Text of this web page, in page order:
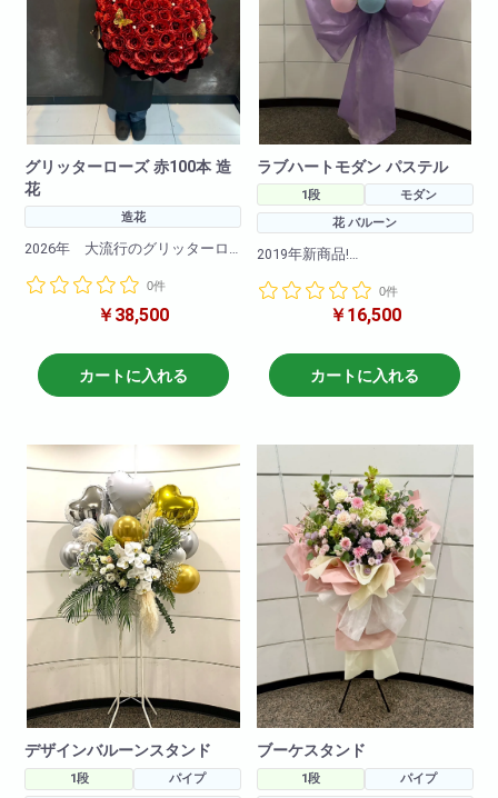
グリッターローズ 赤100本 造
花
造花
2026年 大流行のグリッターロ
キラキラと光るバラの造花でで
きたブーケです。
のこの商品
記念日や誕生日卒業式にも大切
赤バラの花言葉：「愛情」・
「情熱」・「熱烈な恋」
バラ100本の花言葉：「100%の
0件
￥38,500
カートに入れる
ラブハートモダン パステル
1段
モダン
花 バルーン
2019年新商品!
花を使用してリボンも付けて
おしゃれなモダンスタンドと組
大人気の商品です!是非お試しく
ださいませ。
※写真はイメージです
0件
￥16,500
カートに入れる
デザインバルーンスタンド
1段
パイプ
ブーケスタンド
1段
パイプ